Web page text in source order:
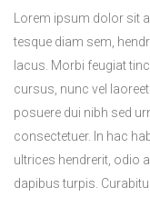
Lorem ipsum dolor sit
tesque diam sem,
lacus. Morbi feugiat
cursus, nunc vel
posuere dui nibh sed
consectetuer. In hac
ultrices hendrerit, odio
dapibus turpis.